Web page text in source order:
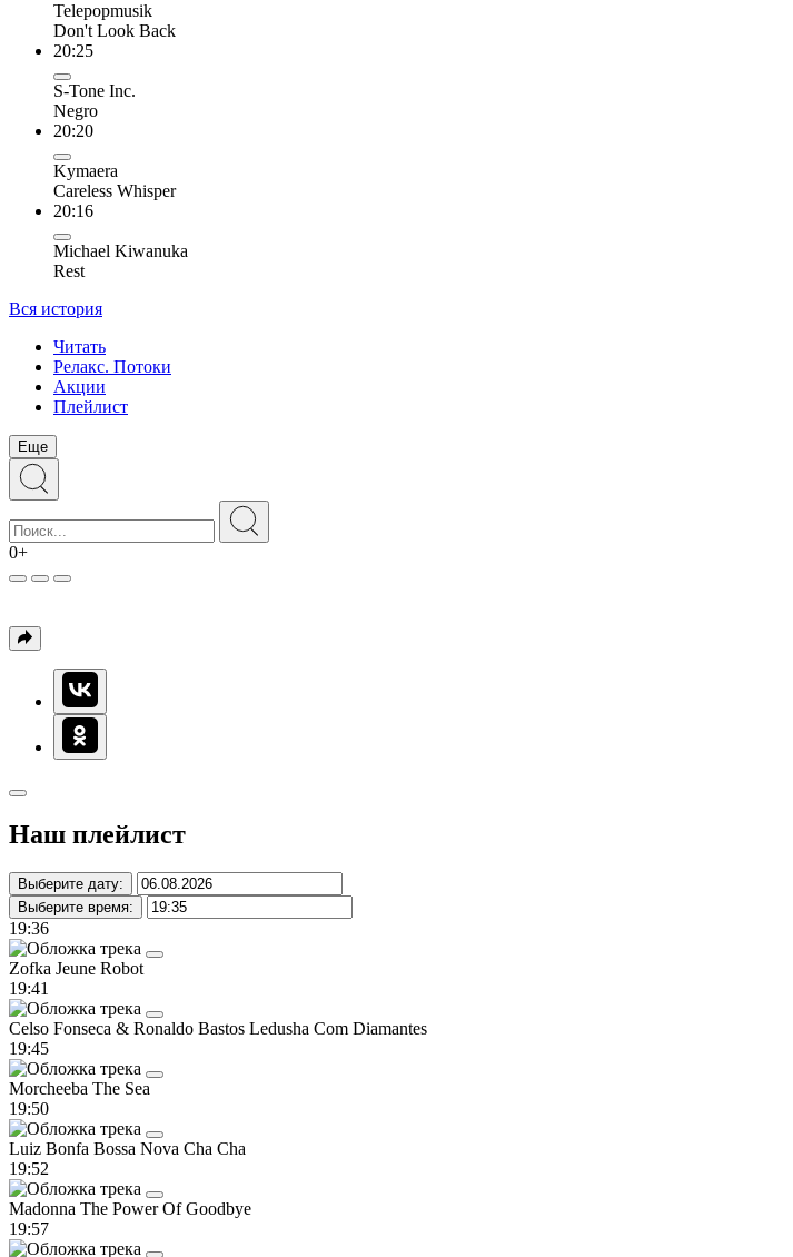
Telepopmusik
Don't Look Back
20:25
S-Tone Inc.
Negro
20:20
Kymaera
Careless Whisper
20:16
Michael Kiwanuka
Rest
Вся история
Читать
Релакс. Потоки
Акции
Плейлист
Еще
0+
Наш плейлист
Выберите дату:
Выберите время:
19:36
Zofka Jeune Robot
19:41
Celso Fonseca & Ronaldo Bastos Ledusha Com Diamantes
19:45
Morcheeba The Sea
19:50
Luiz Bonfa Bossa Nova Cha Cha
19:52
Madonna The Power Of Goodbye
19:57